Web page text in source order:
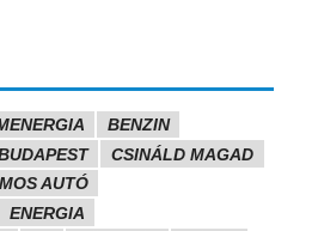
BENZIN
CSINÁLD MAGAD
AUTÓ
ENERGIA